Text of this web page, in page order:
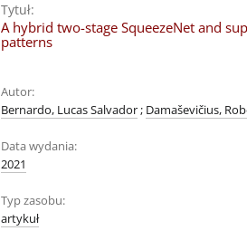
Tytuł:
A hybrid two-stage SqueezeNet and
patterns
Autor:
Bernardo, Lucas Salvador; Damaševičius,
Data wydania:
2021
Typ zasobu:
artykuł